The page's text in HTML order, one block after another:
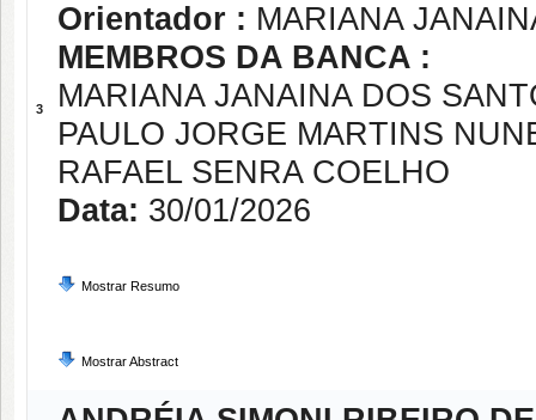
3
Orientador : MARIANA
MEMBROS DA BANCA :
MARIANA JANAINA DOS
PAULO JORGE MARTINS
RAFAEL SENRA COELHO
Data: 30/01/2026
Mostrar Resumo
Mostrar Abstract